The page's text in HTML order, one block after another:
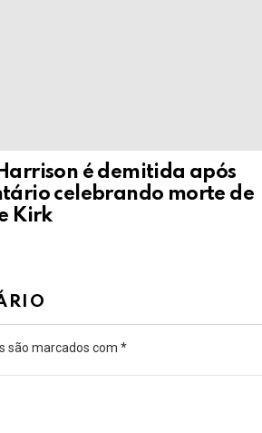
é demitida após
celebrando morte de
Kirk
são marcados com *